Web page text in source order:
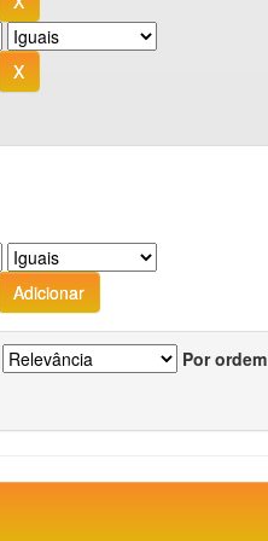
Por ordem